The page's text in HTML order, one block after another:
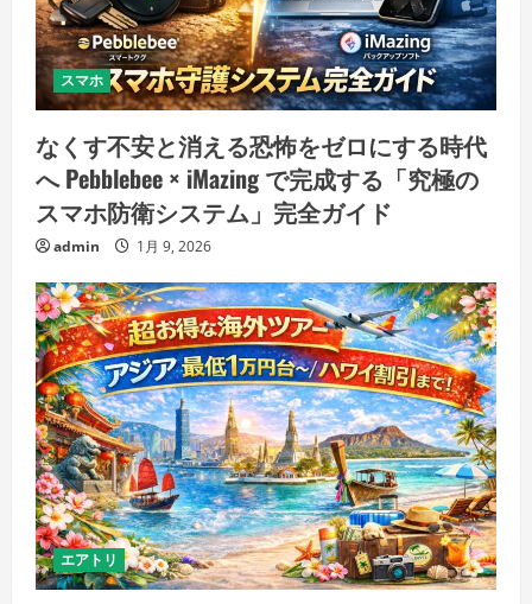
スマホ
なくす不安と消える恐怖をゼロにする時代
へ Pebblebee × iMazing で完成する「究極の
スマホ防衛システム」完全ガイド
admin 1月 9, 2026
エアトリ